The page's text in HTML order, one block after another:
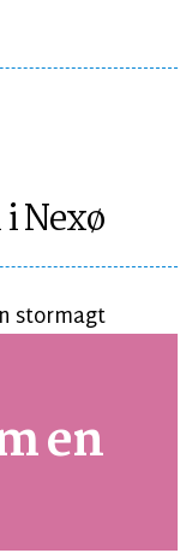
Nexø
en